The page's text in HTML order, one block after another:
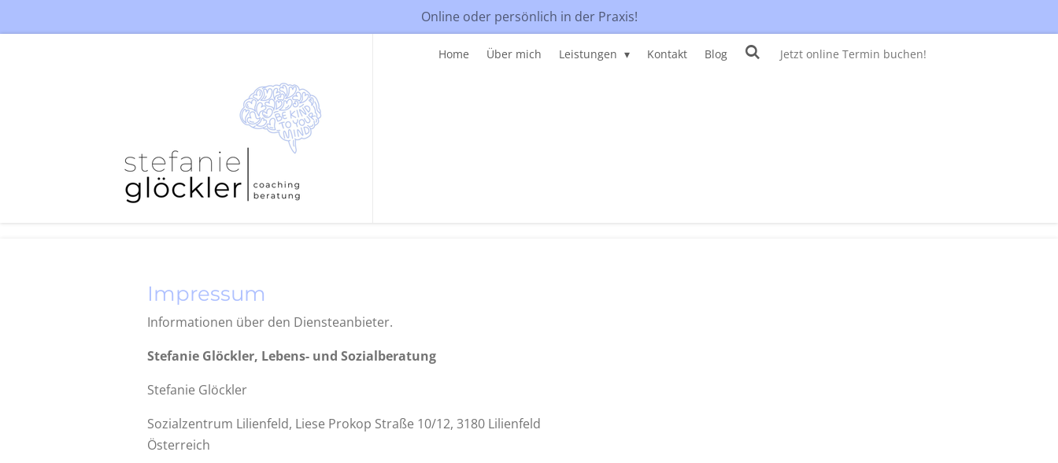
Online oder persönlich in der Praxis!
Home Über mich Leistungen Kontakt Blog Jetzt online Termin buchen!
Impressum
Informationen über den Diensteanbieter.
Stefanie Glöckler, Lebens- und Sozialberatung
Stefanie Glöckler
Sozialzentrum Lilienfeld, Liese Prokop Straße 10/12, 3180 Lilienfeld
Österreich